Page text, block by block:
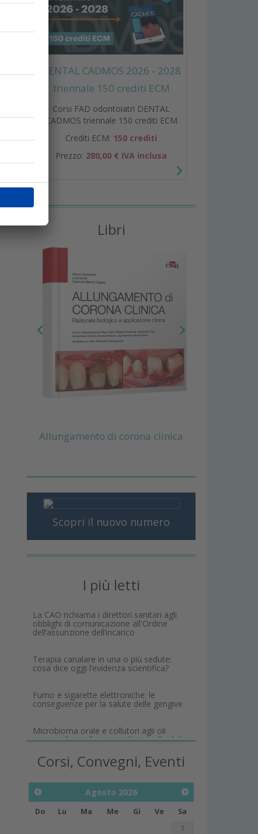
DENTAL CADMOS 2026 - 2028
triennale 150 crediti ECM
Corsi FAD odontoiatri DENTAL
CADMOS triennale 150 crediti ECM
Crediti ECM: 150 crediti
Prezzo: 280,00 € IVA inclusa
Libri
Allungamento di corona clinica
Scopri il nuovo numero
I più letti
La CAO richiama i direttori sanitari agli
obblighi di comunicazione all'Ordine
dell’assunzione dell’incarico
Terapia canalare in una o più sedute:
cosa dice oggi l’evidenza scientifica?
Fumo e sigarette elettroniche: le
conseguenze per la salute delle gengive
Microbioma orale e collutori agli oli
essenziali: un alleato per il controllo del
Corsi, Convegni, Eventi
Agosto 2026
Do Lu Ma Me Gi Ve
Sa
1